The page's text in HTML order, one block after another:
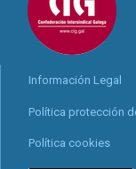
Información Legal
Política protección
Política cookies